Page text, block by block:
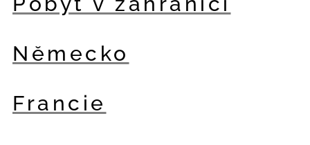
Německo
Francie